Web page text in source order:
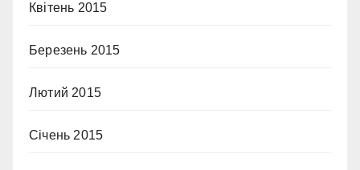
Квітень 2015
Березень 2015
Лютий 2015
Січень 2015